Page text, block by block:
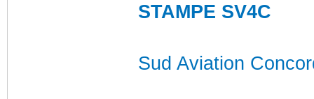
STAMPE SV4C
Sud Aviation